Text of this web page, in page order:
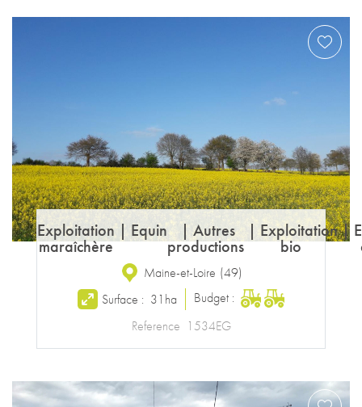
Exploitation
maraîchère
| Equin | Autres
productions
| Exploitation
bio
|
Maine-et-Loire (49)
Surface : 31ha
Budget :
Reference 1534EG